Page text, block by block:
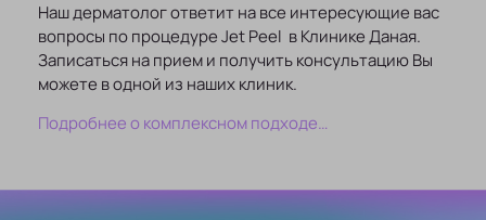
Наш дерматолог ответит на все интересующие вас
вопросы по процедуре Jet Peel в Клинике Даная.
Записаться на прием и получить консультацию Вы
можете в одной из наших клиник.
Подробнее о комплексном подходе…